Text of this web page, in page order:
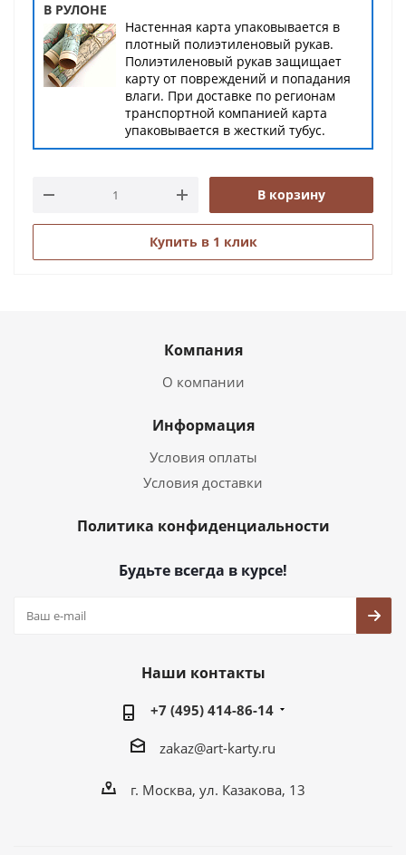
В РУЛОНЕ
Настенная карта упаковывается в
плотный полиэтиленовый рукав.
Полиэтиленовый рукав защищает
карту от повреждений и попадания
влаги. При доставке по регионам
транспортной компанией карта
упаковывается в жесткий тубус.
В корзину
Купить в 1 клик
Компания
О компании
Информация
Условия оплаты
Условия доставки
Политика конфиденциальности
Будьте всегда в курсе!
Наши контакты
+7 (495) 414-86-14
zakaz@art-karty.ru
г. Москва, ул. Казакова, 13